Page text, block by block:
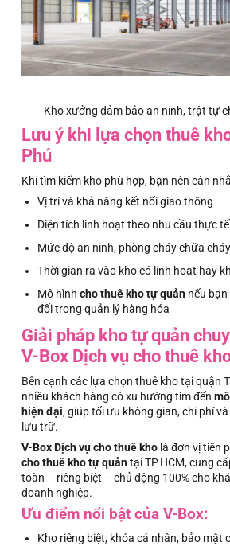
Kho xưởng đảm bảo an ninh, trật tự
Lưu ý khi lựa chọn thuê
Phú
Khi tìm kiếm kho phù hợp, bạn nên cân
Vị trí và khả năng kết nối giao thông
Diện tích linh hoạt theo nhu cầu thực tế
Mức độ an ninh, phòng cháy chữa cháy
Thời gian ra vào kho có linh hoạt hay
Mô hình cho thuê kho tự quảnnếu bạn
đối trong quản lý hàng hóa
Giải pháp kho tự quản
V-Box Dịch vụ cho thuê
Bên cạnh các lựa chọn thuê kho tại quận
nhiều khách hàng có xu hướng tìm đến
hiện đại, giúp tối ưu không gian, chi phí
lưu trữ.
V-Box Dịch vụ cho thuê kholà đơn vị tiên
cho thuê kho tự quảntại TP.HCM, cung
toàn – riêng biệt – chủ động 100% cho
doanh nghiệp.
Ưu điểm nổi bật của V-Box:
Kho riêng biệt, khóa cá nhân, bảo mật